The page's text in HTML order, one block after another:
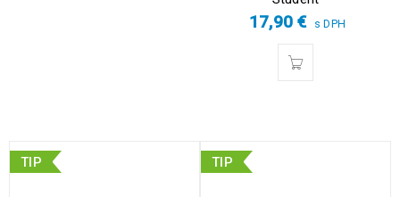
17,90€ s DPH
TIP TIP